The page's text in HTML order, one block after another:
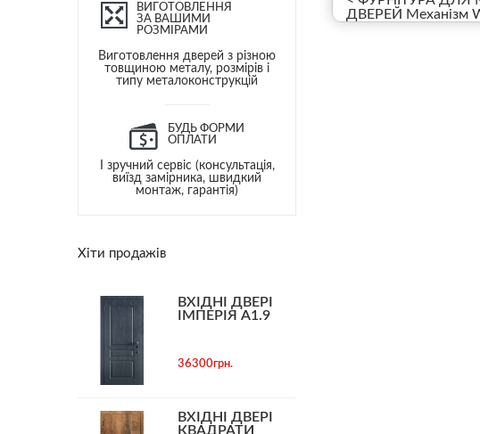
ВИГОТОВЛЕННЯ
ЗА ВАШИМИ
РОЗМІРАМИ
Виготовлення дверей з різною
товщиною металу, розмірів і
типу металоконструкцій
БУДЬ ФОРМИ
ОПЛАТИ
І зручний сервіс (консультація,
виїзд замірника, швидкий
монтаж, гарантія)
Хіти продажів
ВХІДНІ ДВЕРІ
ІМПЕРІЯ А1.9
36300грн.
ВХІДНІ ДВЕРІ
КВАДРАТИ
ДВЕРЕЙ Механізм